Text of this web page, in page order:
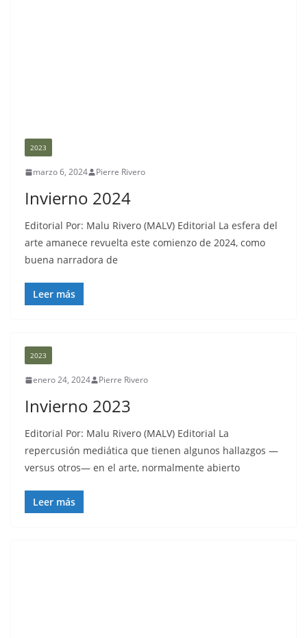
2023
marzo 6, 2024 Pierre Rivero
Invierno 2024
Editorial Por: Malu Rivero (MALV) Editorial La esfera del
arte amanece revuelta este comienzo de 2024, como
buena narradora de
Leer más
2023
enero 24, 2024 Pierre Rivero
Invierno 2023
Editorial Por: Malu Rivero (MALV) Editorial La
repercusión mediática que tienen algunos hallazgos —
versus otros— en el arte, normalmente abierto
Leer más